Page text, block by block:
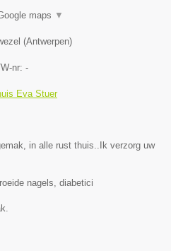
maps ▼
(Antwerpen)
nr: -
Eva Stuer
in alle rust thuis..Ik verzorg uw
nagels, diabetici